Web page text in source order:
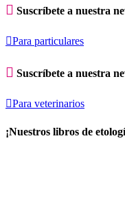
 Suscríbete a nuestra
Para particulares
 Suscríbete a nuestra
Para veterinarios
¡Nuestros libros de